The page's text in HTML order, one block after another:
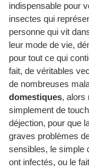
indispensable pour
insectes qui
personne qui vit
leur mode de vie,
pour tout ce qui
fait, de véritables
de nombreuses
domestiques, alors
simplement de
déjection, pour que
graves problèmes
sensibles, le simple
ont infectés, ou le